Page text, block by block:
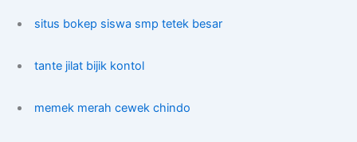
situs bokep siswa smp tetek besar
tante jilat bijik kontol
memek merah cewek chindo